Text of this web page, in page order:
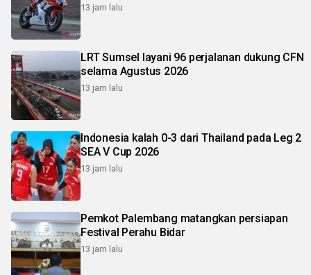
13 jam lalu
LRT Sumsel layani 96 perjalanan dukung CFN
selama Agustus 2026
13 jam lalu
Indonesia kalah 0-3 dari Thailand pada Leg 2
SEA V Cup 2026
13 jam lalu
Pemkot Palembang matangkan persiapan
Festival Perahu Bidar
13 jam lalu